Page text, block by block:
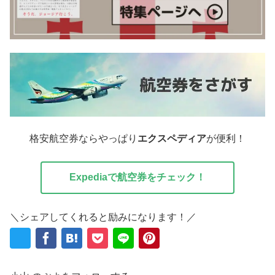
格安航空券ならやっぱり エクスペディアが便利！
Expediaで航空券をチェック！
＼シェアしてくれると励みになります！／